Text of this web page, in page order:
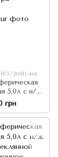
2milLaur
5,0л с н/ж
"Лаура
грн